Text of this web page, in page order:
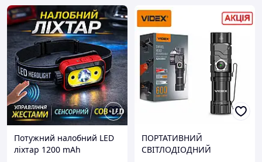
Потужний налобний LED
ліхтар 1200 mAh
ПОРТАТИВНИЙ
СВІТЛОДІОДНИЙ